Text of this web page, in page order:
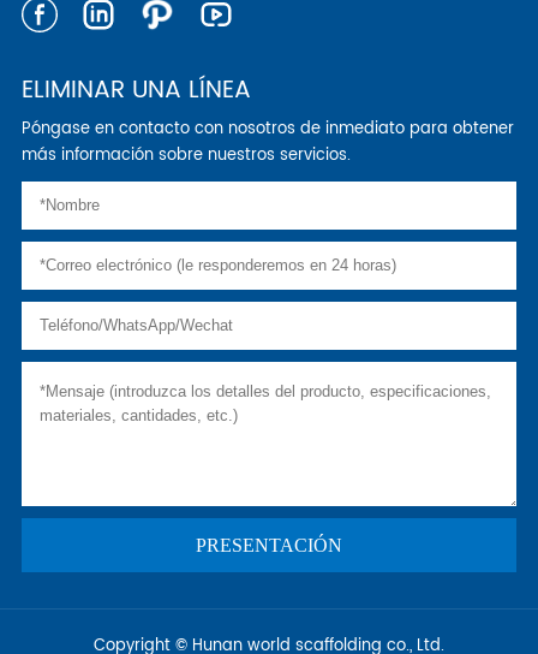
ELIMINAR UNA LÍNEA
Póngase en contacto con nosotros de inmediato para obtener
más información sobre nuestros servicios.
Copyright © Hunan world scaffolding co., Ltd.